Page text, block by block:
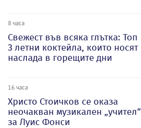
8 часа
Свежест във всяка глътка: Топ
3 летни коктейла, които носят
наслада в горещите дни
16 часа
Христо Стоичков се оказа
неочакван музикален „учител“
за Луис Фонси